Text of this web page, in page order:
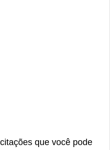
que você pode